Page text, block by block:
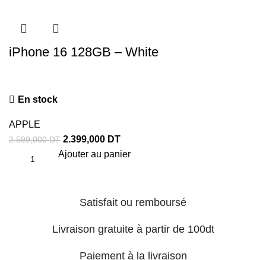
iPhone 16 128GB – White
En stock
APPLE
2.599,000DT 2.399,000 DT
Ajouter au panier
Satisfait ou remboursé
Livraison gratuite à partir de 100dt
Paiement à la livraison